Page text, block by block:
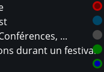
...
durant un festival